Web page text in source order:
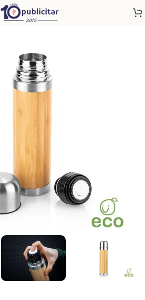
BAMBU RANDY 450 ML 15 OZ